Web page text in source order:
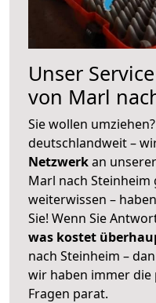
Unser
von Marl
Sie wollen
deutschlandweit –
Netzwerkan
Marl nach Steinheim
weiterwissen –
Sie! Wenn Sie
was kostet
nach Steinheim –
wir haben immer
Fragen parat.